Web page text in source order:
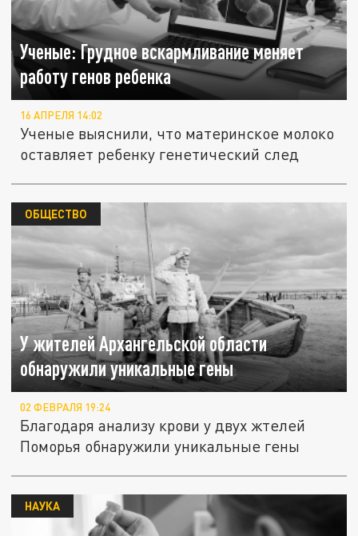
Ученые: Грудное вскармливание меняет
работу генов ребенка
16 АПРЕЛЯ 14:02
Ученые выяснили, что материнское молоко
оставляет ребенку генетический след
У жителей Архангельской области
обнаружили уникальные гены
ОБЩЕСТВО
02 ФЕВРАЛЯ 19:24
Благодаря анализу крови у двух жтелей
Поморья обнаружили уникальные гены
НАУКА